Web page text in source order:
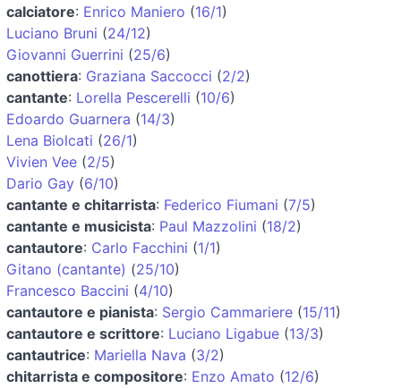
calciatore: Enrico Maniero (16/1)
Luciano Bruni (24/12)
Giovanni Guerrini (25/6)
canottiera: Graziana Saccocci (2/2)
cantante: Lorella Pescerelli (10/6)
Edoardo Guarnera (14/3)
Lena Biolcati (26/1)
Vivien Vee (2/5)
Dario Gay (6/10)
cantante e chitarrista: Federico Fiumani (7/5)
cantante e musicista: Paul Mazzolini (18/2)
cantautore: Carlo Facchini (1/1)
Gitano (cantante) (25/10)
Francesco Baccini (4/10)
cantautore e pianista: Sergio Cammariere (15/11)
cantautore e scrittore: Luciano Ligabue (13/3)
cantautrice: Mariella Nava (3/2)
chitarrista e compositore: Enzo Amato (12/6)